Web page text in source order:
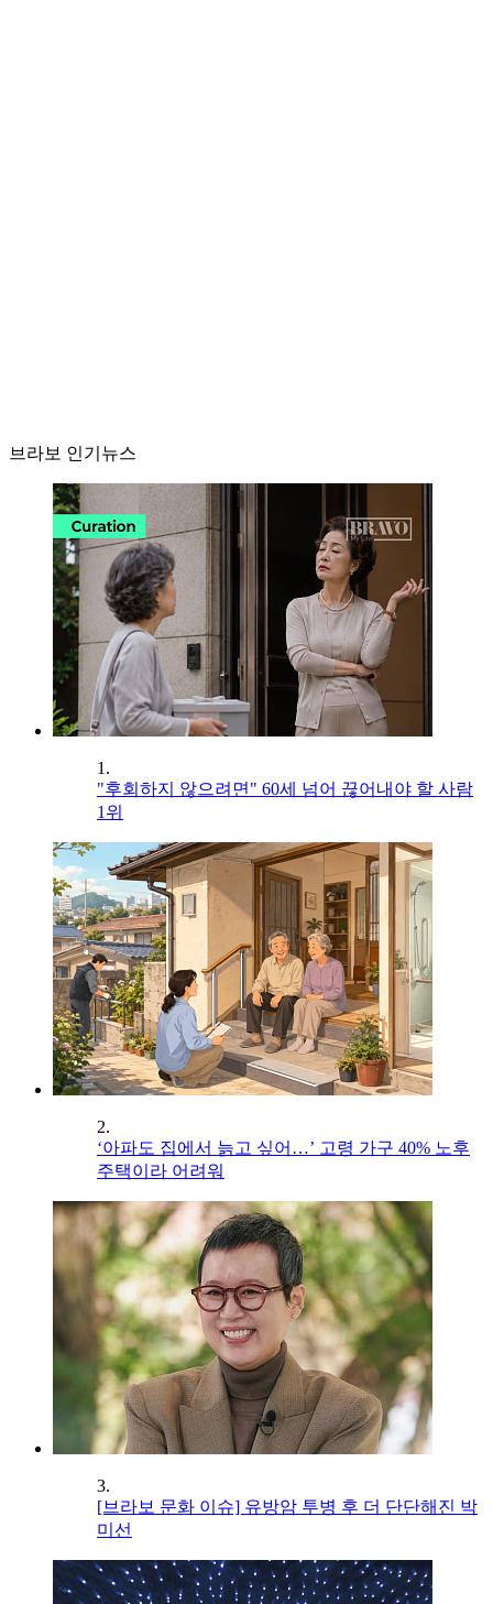
브라보 인기뉴스
1.
"후회하지 않으려면" 60세 넘어 끊어내야 할 사람
1위
2.
‘아파도 집에서 늙고 싶어…’ 고령 가구 40% 노후
주택이라 어려워
3.
[브라보 문화 이슈] 유방암 투병 후 더 단단해진 박
미선